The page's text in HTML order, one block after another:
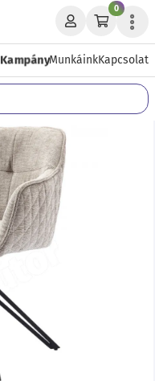
0
KampányMunkáinkKapcsolat